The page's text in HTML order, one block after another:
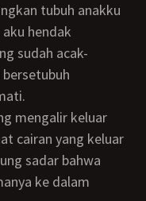
tubuh anakku
hendak
sudah acak-
cairan yang keluar
sadar bahwa
ke dalam